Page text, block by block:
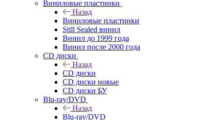
Виниловые пластинки
Назад
Виниловые пластинки
Still Sealed винил
Винил до 1999 года
Винил после 2000 года
CD диски
Назад
CD диски
CD диски новые
CD диски БУ
Blu-ray/DVD
Назад
Blu-ray/DVD